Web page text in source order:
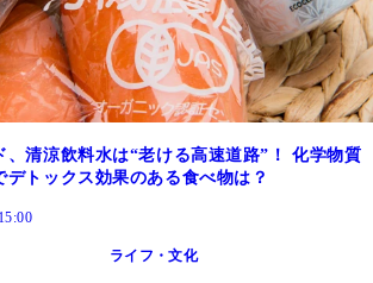
、清涼飲料水は“老ける高速道路”！ 化学物質
デトックス効果のある食べ物は？
ライフ・文化